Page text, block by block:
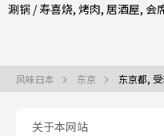
涮锅 / 寿喜烧, 烤肉, 居酒屋, 会
风味日本 东京 东京都,
关于本网站